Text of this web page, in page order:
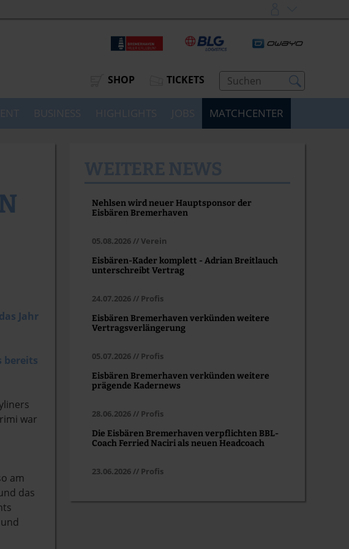
SHOP TICKETS
MATCHCENTER
Jahr
bereits
war
am
das
Nehlsen wird neuer Hauptsponsor der
Eisbären Bremerhaven
05.08.2026 // Verein
Eisbären-Kader komplett - Adrian Breitlauch
unterschreibt Vertrag
24.07.2026 // Profis
Eisbären Bremerhaven verkünden weitere
Vertragsverlängerung
05.07.2026 // Profis
Eisbären Bremerhaven verkünden weitere
prägende Kadernews
28.06.2026 // Profis
Die Eisbären Bremerhaven verpflichten BBL-
Coach Ferried Naciri als neuen Headcoach
23.06.2026 // Profis